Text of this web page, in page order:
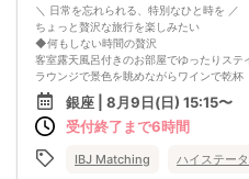
当日の持ち物
・ご本人様確認書類（運転免許証・保険証
書）を忘れずご持参ください。
※その他、各イベントの内容・注意事項の
※クレジットカードなどはご本人様確認書
・お飲み物
※アルコール飲料はお控えください。
婚活パーティー 街コン お見合いパーテ
＼ 日常を忘れられる、特別なひと時を ／
ちょっと贅沢な旅行を楽しみたい
◆何もしない時間の贅沢
客室露天風呂付きのお部屋でゆったりステ
ラウンジで景色を眺めながらワインで乾杯
◆食の贅沢
地元の旬な食材を活かした美味しいコース
ワイナリー巡りや趣ある日本酒蔵巡り
上質な温泉やスパで心身ともにリフレッシ
銀座 | 8月9日(日) 15:15〜
受付終了まで6時間
IBJ Matching ハイステー